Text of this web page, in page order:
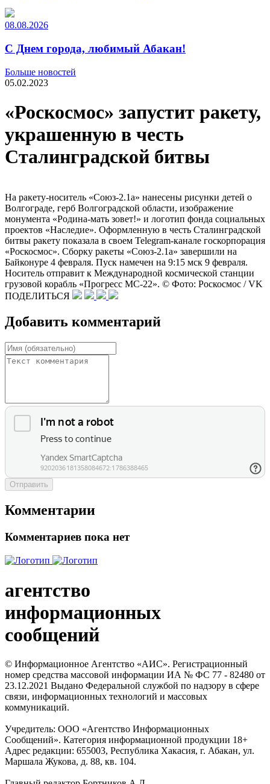
08.08.2026
С Днем города, любимый Абакан!
Больше новостей
05.02.2023
«Роскосмос» запустит ракету,
украшенную в честь
Сталинградской битвы
На ракету-носитель «Союз-2.1а» нанесены рисунки детей о
Волгограде, герб Волгоградской области, изображение
монумента «Родина-мать зовет!» и логотип фонда социальных
проектов «Наследие». Оформленную в честь Сталинградской
битвы ракету показала в своем Telegram-канале госкорпорация
«Роскосмос». Сборку ракеты «Союз-2.1а» завершили на
Байконуре 4 февраля. Пуск намечен на 9:15 мск 9 февраля.
Носитель отправит к Международной космической станции
грузовой корабль «Прогресс МС-22». © Фото: Роскосмос / VK
ПОДЕЛИТЬСЯ
Добавить комментарий
Отправить
Комментарии
Комментариев пока нет
агентство
информационных
сообщений
© Информационное Агентство «АИС». Регистрационный
номер средства массовой информации ИА № ФС 77 - 82480 от
23.12.2021 Выдано Федеральной службой по надзору в сфере
связи, информационных технологий и массовых
коммуникаций.
Учредитель: ООО «Агентство Информационных
Сообщений». Категория информационной продукции 18+
Адрес редакции: 655003, Республика Хакасия, г. Абакан, ул.
Маршала Жукова, д. 88, кв. 104.